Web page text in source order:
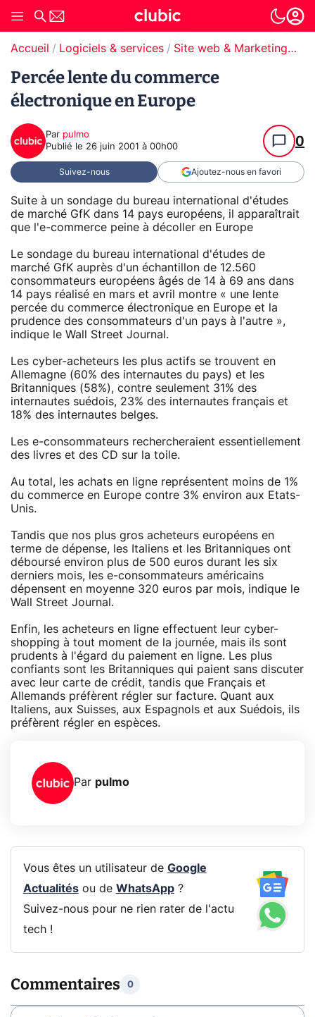
Accueil Logiciels & services Site web & Marketing Digital
Percée lente du commerce
électronique en Europe
Par pulmo
Publié le 26 juin 2001 à 00h00 0
Suivez-nous Ajoutez-nous en favori
Suite à un sondage du bureau international d'études
de marché GfK dans 14 pays européens, il apparaîtrait
que l'e-commerce peine à décoller en Europe
Le sondage du bureau international d'études de
marché GfK auprès d'un échantillon de 12.560
consommateurs européens âgés de 14 à 69 ans dans
14 pays réalisé en mars et avril montre « une lente
percée du commerce électronique en Europe et la
prudence des consommateurs d'un pays à l'autre »,
indique le Wall Street Journal.
Les cyber-acheteurs les plus actifs se trouvent en
Allemagne (60% des internautes du pays) et les
Britanniques (58%), contre seulement 31% des
internautes suédois, 23% des internautes français et
18% des internautes belges.
Les e-consommateurs rechercheraient essentiellement
des livres et des CD sur la toile.
Au total, les achats en ligne représentent moins de 1%
du commerce en Europe contre 3% environ aux Etats-
Unis.
Tandis que nos plus gros acheteurs européens en
terme de dépense, les Italiens et les Britanniques ont
déboursé environ plus de 500 euros durant les six
derniers mois, les e-consommateurs américains
dépensent en moyenne 320 euros par mois, indique le
Wall Street Journal.
Enfin, les acheteurs en ligne effectuent leur cyber-
shopping à tout moment de la journée, mais ils sont
prudents à l'égard du paiement en ligne. Les plus
confiants sont les Britanniques qui paient sans discuter
avec leur carte de crédit, tandis que Français et
Allemands préfèrent régler sur facture. Quant aux
Italiens, aux Suisses, aux Espagnols et aux Suédois, ils
préfèrent régler en espèces.
Par pulmo
Vous êtes un utilisateur de Google
Actualitésou de WhatsApp?
Suivez-nous pour ne rien rater de l'actu
tech !
Commentaires 0